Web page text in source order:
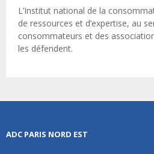
L’Institut national de la
de ressources et d’expertise, au
consommateurs et des
les défendent.
ADC PARIS NORD EST